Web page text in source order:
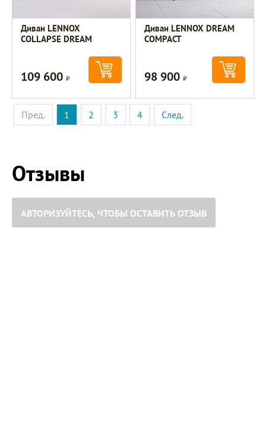
Диван LENNOX
COLLAPSE DREAM
109 600Р
Диван LENNOX DREAM
COMPACT
98 900Р
Пред. 1 2 3 4 След.
Отзывы
АВТОРИЗУЙТЕСЬ, ЧТОБЫ ОСТАВИТЬ ОТЗЫВ